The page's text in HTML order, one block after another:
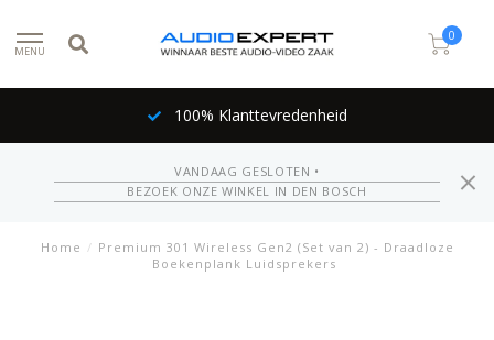
MENU
0
100% Klanttevredenheid
VANDAAG GESLOTEN •
BEZOEK ONZE WINKEL IN DEN BOSCH
Home / Premium 301 Wireless Gen2 (Set van 2) - Draadloze
Boekenplank Luidsprekers